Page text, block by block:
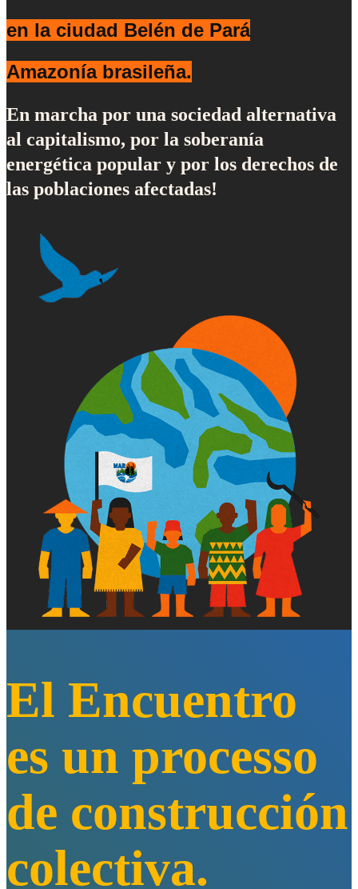
en la ciudad Belén de Pará
Amazonía brasileña.
En marcha por una sociedad alternativa
al capitalismo, por la soberanía
energética popular y por los derechos de
las poblaciones afectadas!
El Encuentro
es un processo
de construcción
colectiva.